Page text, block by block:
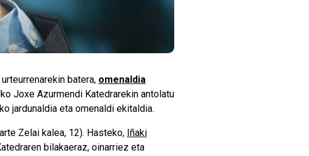
batera, omenaldia
Joxe Azurmendi Katedrarekin antolatu
jardunaldia eta omenaldi ekitaldia.
Zelai kalea, 12). Hasteko, Iñaki
bilakaeraz, oinarriez eta